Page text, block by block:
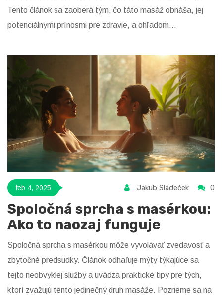
Tento článok sa zaoberá tým, čo táto masáž obnáša, jej
potenciálnymi prínosmi pre zdravie, a ohľadom
serióznych poskytovateľov tejto nezvyčajnej terapie.
feb 4, 2025 Jakub Sládeček 0
Spoločná sprcha s masérkou:
Ako to naozaj funguje
Spoločná sprcha s masérkou môže vyvolávať zvedavosť a
zbytočné predsudky. Článok odhaľuje mýty týkajúce sa
tejto neobvyklej služby a uvádza praktické tipy pre tých,
ktorí zvažujú tento jedinečný druh masáže. Pozrieme sa na